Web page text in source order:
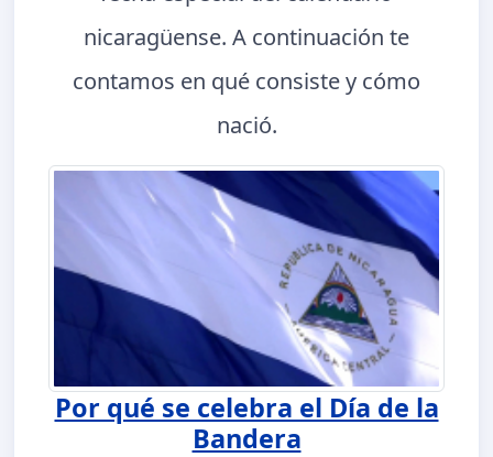
nicaragüense. A continuación te
contamos en qué consiste y cómo
nació.
Por qué se celebra el Día de la
Bandera